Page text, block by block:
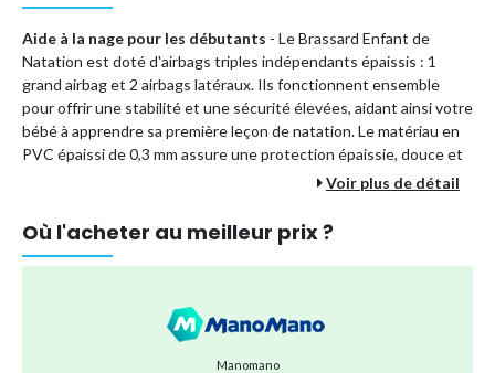
Aide à la nage pour les débutants - Le Brassard Enfant de
Natation est doté d'airbags triples indépendants épaissis : 1
grand airbag et 2 airbags latéraux. Ils fonctionnent ensemble
pour offrir une stabilité et une sécurité élevées, aidant ainsi votre
bébé à apprendre sa première leçon de natation. Le matériau en
PVC épaissi de 0,3 mm assure une protection épaissie, douce et
respectueuse de la peau de votre bébé. De plus, le matériau non
Étapes d'utilisation:
1. Utilisez une pompe pour gonfler l'airbag extérieur du bracelet
3. Tenez vos doigts et placez l'anneau de natation sur le bras ;
4. Vérifiez si le Brassard de Natation glisse, préparez-vous dans
Voir plus de détail
Où l'acheter au meilleur prix ?
Manomano